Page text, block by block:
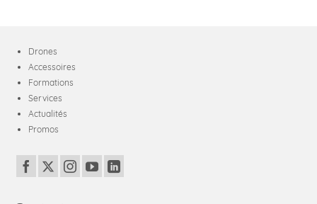
Drones
Accessoires
Formations
Services
Actualités
Promos